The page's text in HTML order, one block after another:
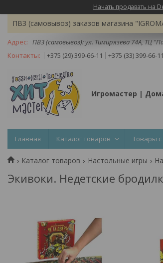
Начать продавать на
ПВЗ (самовывоз) заказов магазина
ПВЗ (самовывоз): ул. Тимирязева 74A, ТЦ
+375 (29) 399-66-11
+375 (33) 399-66-11
Игромастер |
Главная Каталог товаров Товары
Каталог товаров Настольные игры
Экивоки. Недетские